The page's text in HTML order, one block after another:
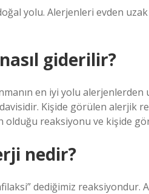
yolu. Alerjenleri evden
giderilir?
en iyi yolu alerjenlerden
Kişide görülen alerjik
olduğu reaksiyonu ve kişide
nedir?
dediğimiz reaksiyondur.